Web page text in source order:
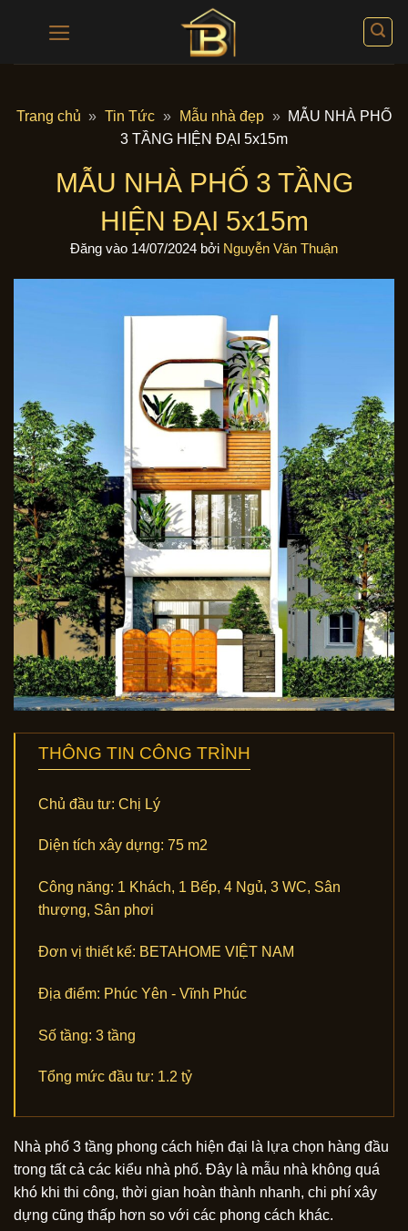
Trang chủ » Tin Tức » Mẫu nhà đẹp » MẪU NHÀ PHỐ
3 TẦNG HIỆN ĐẠI 5x15m
MẪU NHÀ PHỐ 3 TẦNG
HIỆN ĐẠI 5x15m
Đăng vào 14/07/2024 bởi Nguyễn Văn Thuận
THÔNG TIN CÔNG TRÌNH
Chủ đầu tư: Chị Lý
Diện tích xây dựng: 75 m2
Công năng: 1 Khách, 1 Bếp, 4 Ngủ, 3 WC, Sân
thượng, Sân phơi
Đơn vị thiết kế: BETAHOME VIỆT NAM
Địa điểm: Phúc Yên - Vĩnh Phúc
Số tầng: 3 tầng
Tổng mức đầu tư: 1.2 tỷ
Nhà phố 3 tầng phong cách hiện đại là lựa chọn hàng đầu
trong tất cả các kiểu nhà phố. Đây là mẫu nhà không quá
khó khi thi công, thời gian hoàn thành nhanh, chi phí xây
dựng cũng thấp hơn so với các phong cách khác.